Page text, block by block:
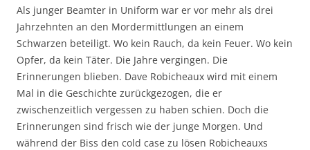
Als junger Beamter in Uniform war er vor mehr als drei
Jahrzehnten an den Mordermittlungen an einem
Schwarzen beteiligt. Wo kein Rauch, da kein Feuer. Wo kein
Opfer, da kein Täter. Die Jahre vergingen. Die
Erinnerungen blieben. Dave Robicheaux wird mit einem
Mal in die Geschichte zurückgezogen, die er
zwischenzeitlich vergessen zu haben schien. Doch die
Erinnerungen sind frisch wie der junge Morgen. Und
während der Biss den cold case zu lösen Robicheauxs